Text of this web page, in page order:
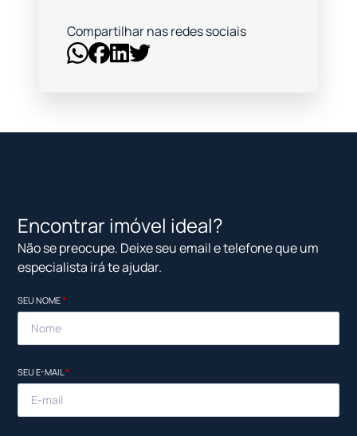
Compartilhar nas redes sociais
Encontrar imóvel ideal?
Não se preocupe. Deixe seu email e telefone que um
especialista irá te ajudar.
SEU NOME*
SEU E-MAIL*